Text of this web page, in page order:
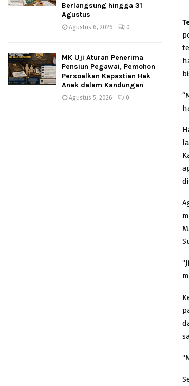
Berlangsung hingga 31
Agustus
Agustus 6, 2026 0
MK Uji Aturan Penerima
Pensiun Pegawai, Pemohon
Persoalkan Kepastian Hak
Anak dalam Kandungan
Agustus 5, 2026 0